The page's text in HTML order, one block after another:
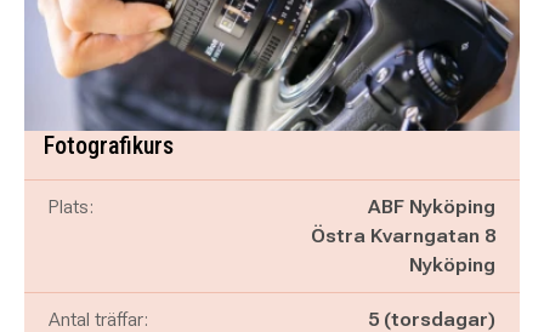
Fotografikurs
Plats:
ABF Nyköping
Östra Kvarngatan 8
Nyköping
Antal träffar: 5 (torsdagar)